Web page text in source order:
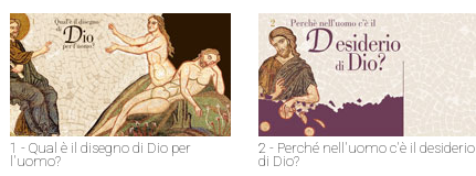
1 - Qual è il disegno di Dio per
l'uomo?
2 - Perché nell'uomo c'è il desiderio
di Dio?